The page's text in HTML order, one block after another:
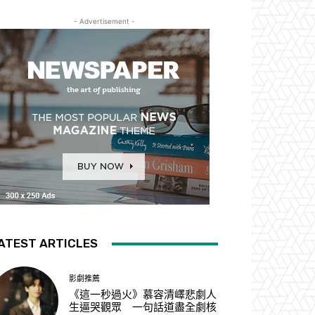
- Advertisement -
ARTICLES
影劇推薦
《這一秒過火》慕容清嶧悲劇人
生逼哭觀眾 一句話道盡全劇核